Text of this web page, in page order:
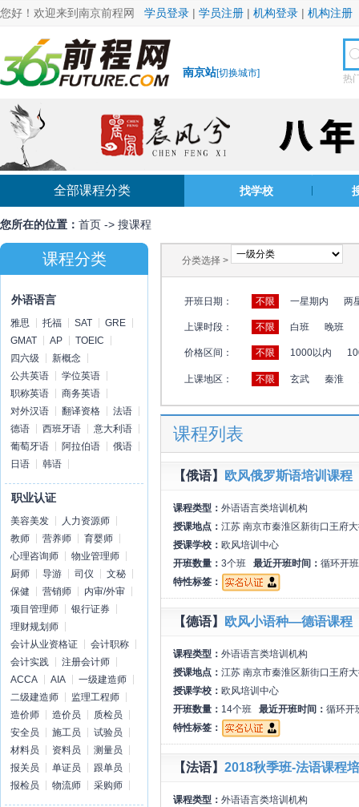
您好！欢迎来到南京前程网 学员登录 | 学员注册 | 机构登录 | 机构注册
南京站[切换城市] 热
全部课程分类 找学校
您所在的位置： 首页 -> 搜课程
课程分类
外语语言
雅思 托福 SAT
GRE
GMAT
AP
TOEIC
四六级
新概念
公共英语
学位英语
职称英语
商务英语
对外汉语
翻译资格
法语
德语
西班牙语
意大利语
葡萄牙语
阿拉伯语
俄语
日语
韩语
职业认证
美容美发
人力资源师
教师
营养师
育婴师
心理咨询师
物业管理师
厨师
导游 司仪
文秘
保健
营销师
内审/外审
项目管理师
银行证券
理财规划师
会计从业资格证
会计职称
会计实践
注册会计师
ACCA
AIA
一级建造师
二级建造师
监理工程师
造价师
造价员
质检员
安全员
施工员
试验员
材料员
资料员
测量员
报关员
单证员
跟单员
报检员
物流师 采购师
分类选择 >
开班日期： 不限 一星期内 两
上课时段： 不限 白班 晚班
价格区间： 不限 1000以内
上课地区： 不限 玄武 秦淮
课程列表
【俄语】 欧风俄罗斯语培训课程
课程类型： 外语语言类培训机构
授课地点： 江苏 南京市秦淮区新街口王府
授课学校： 欧风培训中心
开班数量： 3个班 最近开班时间： 循环开班
特性标签：
【德语】 欧风小语种—德语课程
课程类型： 外语语言类培训机构
授课地点： 江苏 南京市秦淮区新街口王府
授课学校： 欧风培训中心
开班数量： 14个班 最近开班时间： 循环开
特性标签：
【法语】 2018秋季班-法语课程
课程类型： 外语语言类培训机构